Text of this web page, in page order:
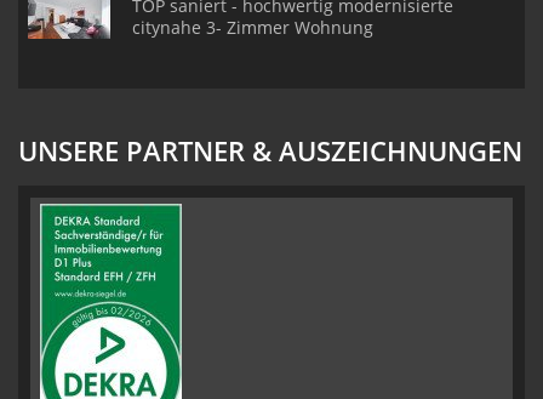
TOP saniert - hochwertig modernisierte
citynahe 3- Zimmer Wohnung
UNSERE PARTNER & AUSZEICHNUNGEN